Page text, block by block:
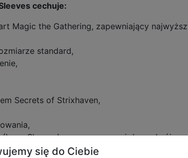
cechuje:
Magic the Gathering, zapewniający
standard,
Secrets of Strixhaven,
Sleeves) przeznaczonymi do
się do Ciebie